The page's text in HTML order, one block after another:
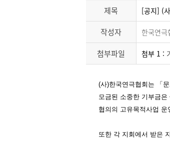
제목 [공지] (
작성자 한국연극
첨부파일 첨부 1 :
(사)한국연극협회는 「
모금된 소중한 기부금은
협의의 고유목적사업
또한 각 지회에서 받은